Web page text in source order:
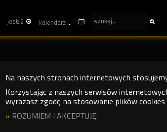
jest: 2 kalendarz
Na naszych stronach internetowych
Korzystając z naszych serwisów
wyrażasz zgodę na stosowanie plików cookies
» ROZUMIEM I AKCEPTUJĘ